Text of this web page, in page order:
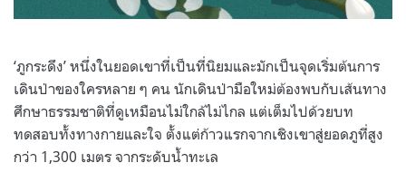
‘ภูกระดึง’ หนึ่งในยอดเขาที่เป็นที่นิยมและมักเป็นจุดเริ่มต้นการ
เดินป่าของใครหลาย ๆ คน นักเดินป่ามือใหม่ต้องพบกับเส้นทาง
ศึกษาธรรมชาติที่ดูเหมือนไม่ใกล้ไม่ไกล แต่เต็มไปด้วยบท
ทดสอบทั้งทางกายและใจ ตั้งแต่ก้าวแรกจากเชิงเขาสู่ยอดภูที่สูง
กว่า 1,300 เมตร จากระดับน้ำทะเล